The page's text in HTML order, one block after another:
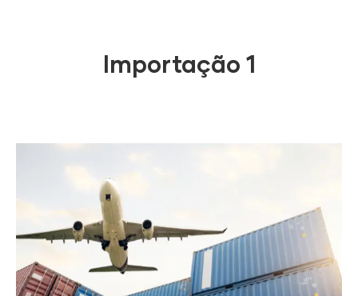
Importação 1